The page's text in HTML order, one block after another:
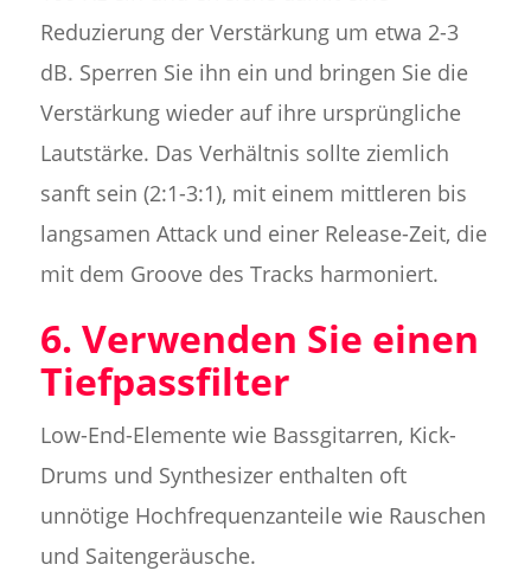
Reduzierung der Verstärkung um etwa 2-3
dB. Sperren Sie ihn ein und bringen Sie die
Verstärkung wieder auf ihre ursprüngliche
Lautstärke. Das Verhältnis sollte ziemlich
sanft sein (2:1-3:1), mit einem mittleren bis
langsamen Attack und einer Release-Zeit, die
mit dem Groove des Tracks harmoniert.
6. Verwenden Sie einen
Tiefpassfilter
Low-End-Elemente wie Bassgitarren, Kick-
Drums und Synthesizer enthalten oft
unnötige Hochfrequenzanteile wie Rauschen
und Saitengeräusche.